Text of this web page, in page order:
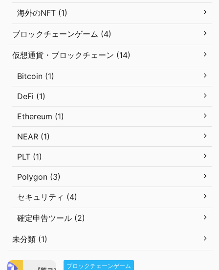
海外のNFT (1)
ブロックチェーンゲーム (4)
仮想通貨・ブロックチェーン (14)
Bitcoin (1)
DeFi (1)
Ethereum (1)
NEAR (1)
PLT (1)
Polygon (3)
セキュリティ (4)
確定申告ツール (2)
未分類 (1)
ブロックチェーンゲーム